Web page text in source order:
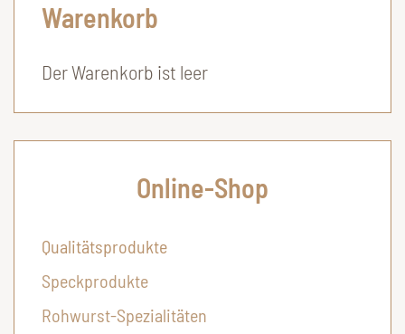
Warenkorb
Der Warenkorb ist leer
Online-Shop
Qualitätsprodukte
Speckprodukte
Rohwurst-Spezialitäten